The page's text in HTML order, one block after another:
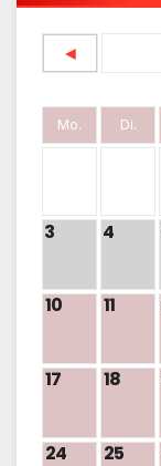
◄
Mo. Di.
3 4
10 11
17 18
24 25